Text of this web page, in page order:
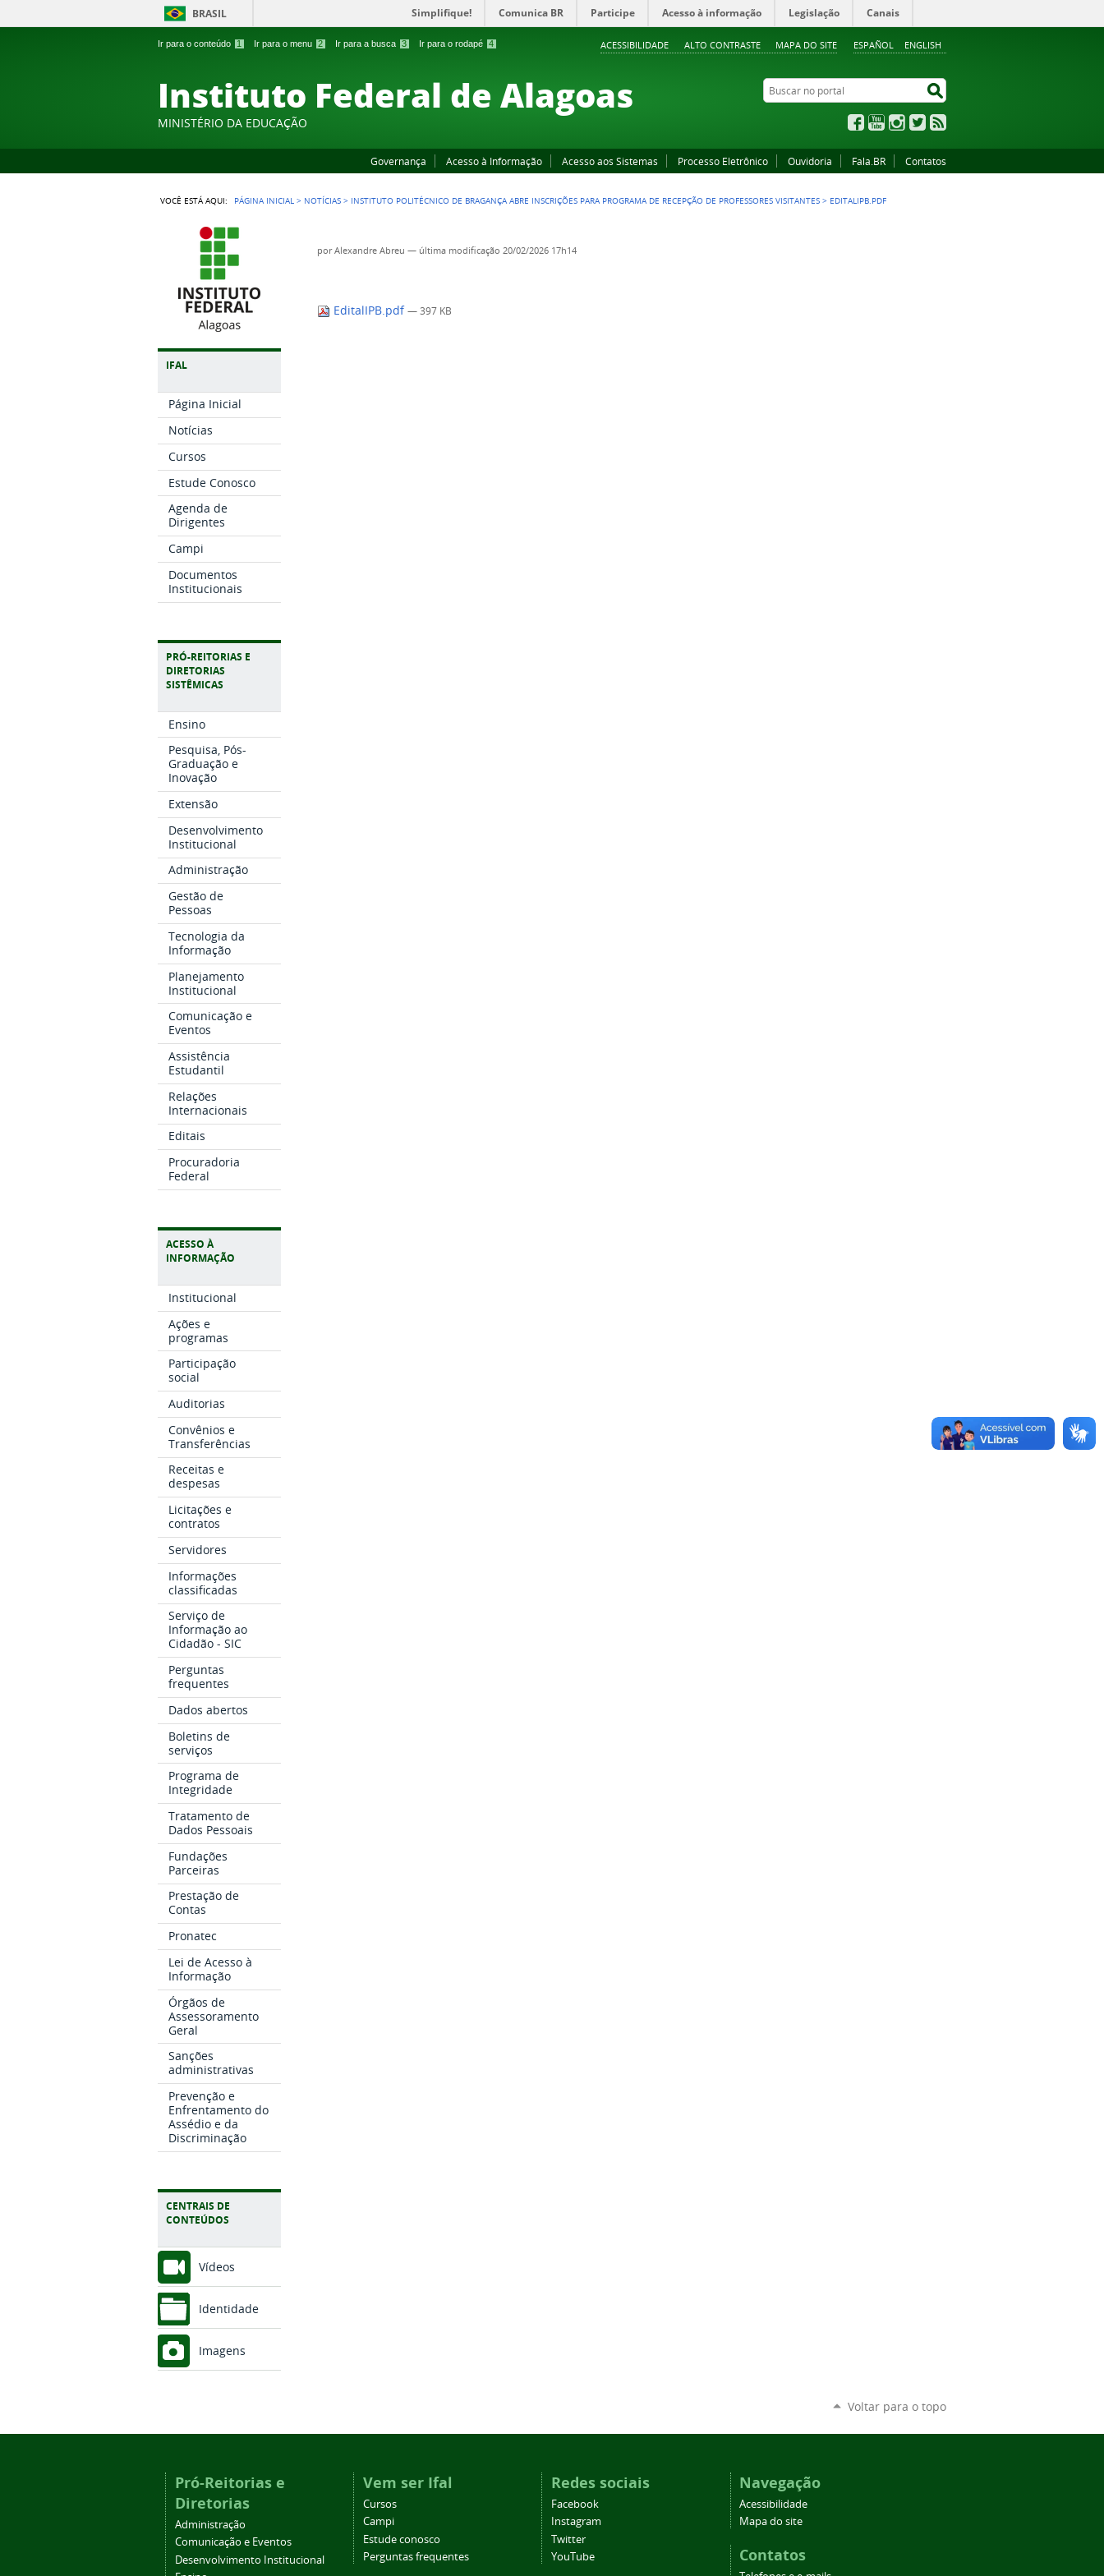
Ir para o conteúdo 1 Ir para o menu 2 Ir para a busca 3 Ir para o rodapé 4 ESPAÑOL ENGLISH
ACESSIBILIDADE ALTO CONTRASTE MAPA DO SITE
BRASIL Simplifique! Comunica BR Participe Acesso à informação Legislação Canais
Instituto Federal de Alagoas
MINISTÉRIO DA EDUCAÇÃO
Buscar no portal
FacebookYouTubeInstagram
Twitter
Governança Acesso à Informação Acesso aos Sistemas Processo Eletrônico Ouvidoria Fala.BR Contatos
VOCÊ ESTÁ AQUI: PÁGINA INICIAL > NOTÍCIAS > INSTITUTO POLITÉCNICO DE BRAGANÇA ABRE INSCRIÇÕES PARA PROGRAMA DE RECEPÇÃO DE PROFESSORES VISITANTES > EDITALIPB.PDF
IFAL
Página Inicial
Notícias
Cursos
Estude Conosco
Agenda de
Dirigentes
Campi
Documentos
Institucionais
PRÓ-REITORIAS E
DIRETORIAS
SISTÊMICAS
Ensino
Pesquisa, Pós-
Graduação e
Inovação
Extensão
Desenvolvimento
Institucional
Administração
Gestão de
Pessoas
Tecnologia da
Informação
Planejamento
Institucional
Comunicação e
Eventos
Assistência
Estudantil
Relações
Internacionais
Editais
Procuradoria
Federal
ACESSO À
INFORMAÇÃO
Institucional
Ações e
programas
Participação
social
Auditorias
Convênios e
Transferências
Receitas e
despesas
Licitações e
contratos
Servidores
Informações
classificadas
Serviço de
Informação ao
Cidadão - SIC
Perguntas
frequentes
Dados abertos
Boletins de
serviços
Programa de
Integridade
Tratamento de
Dados Pessoais
Fundações
Parceiras
Prestação de
Contas
Pronatec
Lei de Acesso à
Informação
Órgãos de
Assessoramento
Geral
Sanções
administrativas
Prevenção e
Enfrentamento do
Assédio e da
Discriminação
CENTRAIS DE
CONTEÚDOS
Vídeos
Identidade
Imagens
porAlexandre Abreu — última modificação 20/02/2026 17h14
EditalIPB.pdf— 397 KB
Voltar para o topo
Pró-Reitorias e
Diretorias
Administração
Comunicação e Eventos
Desenvolvimento Institucional
Vem ser Ifal
Cursos
Campi
Estude conosco
Perguntas frequentes
Redes sociais
Facebook
Instagram
Twitter
YouTube
Navegação
Acessibilidade
Mapa do site
Contatos